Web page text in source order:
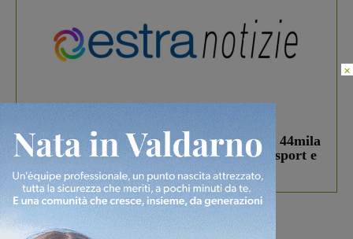
In vetrina
Estra Notizie agosto: Smart Cities, oltre 44mila
studenti coinvolti, torna il bando per lo sport e
debutta il podcast Estrair
×